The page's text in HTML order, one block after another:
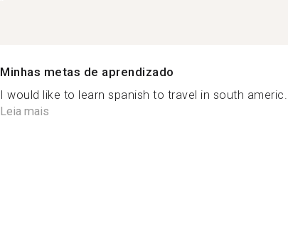
Minhas metas de aprendizado
I would like to learn spanish to travel in south americ...
Leia mais